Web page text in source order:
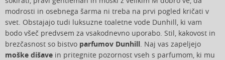
modrosti in osebnega šarma ni treba na prvi pogled kričati v
svet. Obstajajo tudi luksuzne toaletne vode Dunhill, ki vam
bodo všeč predvsem za vsakodnevno uporabo. Stil, kakovost in
brezčasnost so bistvo parfumov Dunhill. Naj vas zapeljejo
moške dišave in pritegnite pozornost vseh s parfumom, ki mu